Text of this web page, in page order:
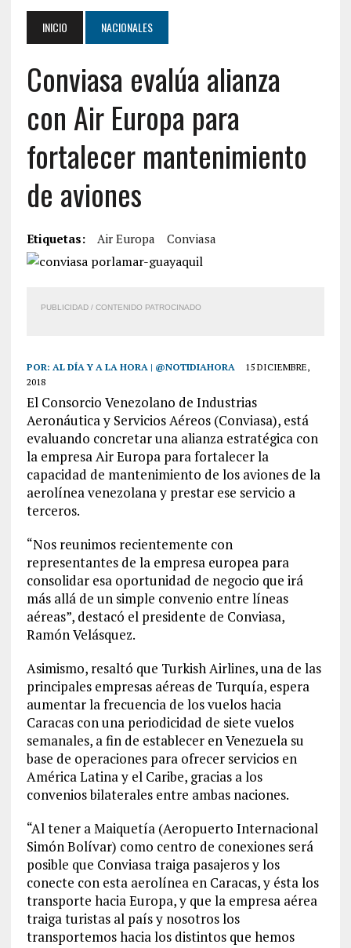
INICIO NACIONALES
Conviasa evalúa alianza
con Air Europa para
fortalecer mantenimiento
de aviones
Etiquetas: Air Europa Conviasa
PUBLICIDAD / CONTENIDO PATROCINADO
POR: AL DÍA Y A LA HORA | @NOTIDIAHORA
15 DICIEMBRE,
2018
El Consorcio Venezolano de Industrias
Aeronáutica y Servicios Aéreos (Conviasa), está
evaluando concretar una alianza estratégica con
la empresa Air Europa para fortalecer la
capacidad de mantenimiento de los aviones de la
aerolínea venezolana y prestar ese servicio a
terceros.
“Nos reunimos recientemente con
representantes de la empresa europea para
consolidar esa oportunidad de negocio que irá
más allá de un simple convenio entre líneas
aéreas”, destacó el presidente de Conviasa,
Ramón Velásquez.
Asimismo, resaltó que Turkish Airlines, una de las
principales empresas aéreas de Turquía, espera
aumentar la frecuencia de los vuelos hacia
Caracas con una periodicidad de siete vuelos
semanales, a fin de establecer en Venezuela su
base de operaciones para ofrecer servicios en
América Latina y el Caribe, gracias a los
convenios bilaterales entre ambas naciones.
“Al tener a Maiquetía (Aeropuerto Internacional
Simón Bolívar) como centro de conexiones será
posible que Conviasa traiga pasajeros y los
conecte con esta aerolínea en Caracas, y ésta los
transporte hacia Europa, y que la empresa aérea
traiga turistas al país y nosotros los
transportemos hacia los distintos que hemos